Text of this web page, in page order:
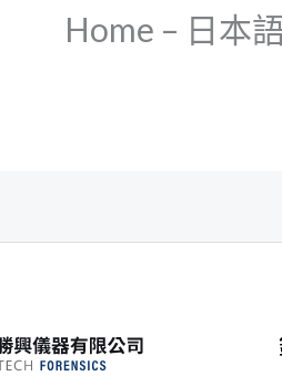
Home – 日本